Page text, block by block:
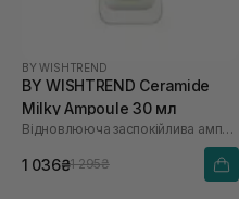
BY WISHTREND
BY WISHTREND Ceramide
Milky Ampoule 30 мл
Відновлююча заспокійлива ампула для обличчя
1 036₴1 295₴